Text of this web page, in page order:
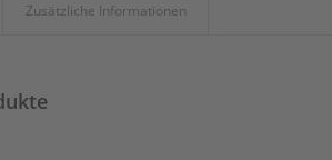
Zusätzliche Informationen